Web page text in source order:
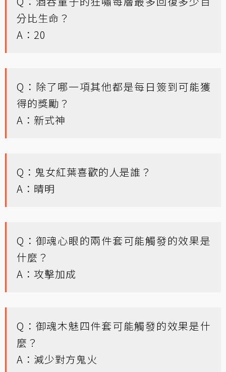
分比生命？
A：20
Q：除了哪一項其他都是每日簽到可能獲
得的獎勵？
A：新式神
Q：鬼女紅葉喜歡的人是誰？
A：晴明
Q：御魂心眼的兩件套可能觸發的效果是
什麼？
A：攻擊加成
Q：御魂木魅四件套可能觸發的效果是什
麼？
A：減少對方鬼火